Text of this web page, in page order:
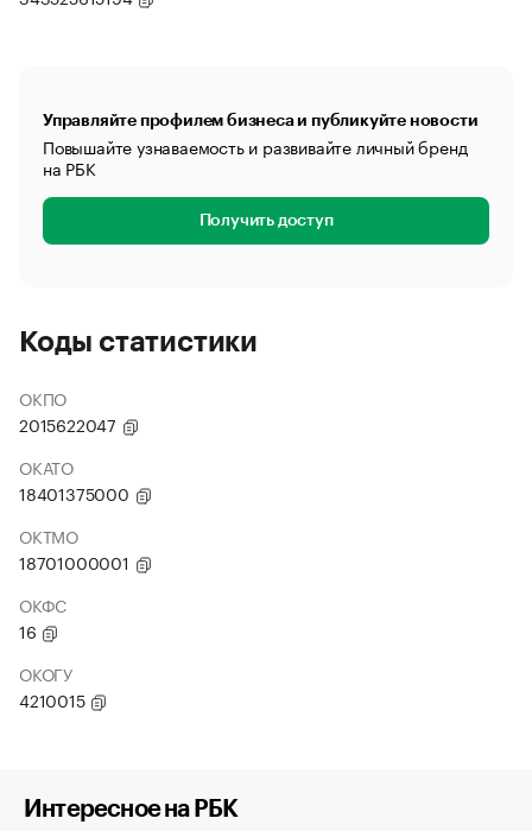
Управляйте профилем бизнеса и публикуйте новости
Повышайте узнаваемость и развивайте личный бренд
на РБК
Получить доступ
Коды статистики
ОКПО
2015622047
ОКАТО
18401375000
ОКТМО
18701000001
ОКФС
16
ОКОГУ
4210015
Интересное на РБК